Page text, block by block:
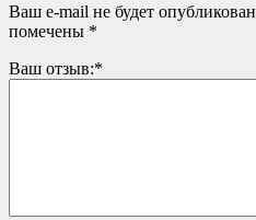
Ваш e-mail не будет
помечены *
Ваш отзыв:*